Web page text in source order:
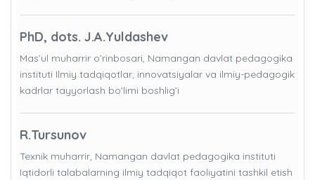
PhD, dots. J.A.Yuldashev
Mas’ul muharrir o’rinbosari, Namangan davlat pedagogika
instituti Ilmiy tadqiqotlar, innovatsiyalar va ilmiy-pedagogik
kadrlar tayyorlash bo'limi boshlig’i
R.Tursunov
Texnik muharrir, Namangan davlat pedagogika instituti
Iqtidorli talabalarning ilmiy tadqiqot faoliyatini tashkil etish